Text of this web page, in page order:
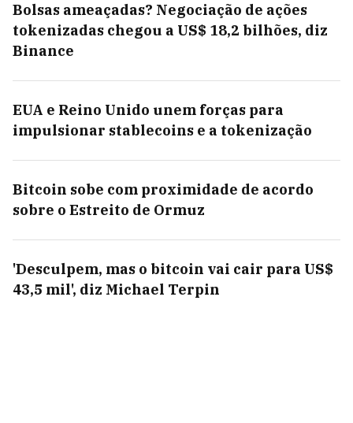
Bolsas ameaçadas? Negociação de ações
tokenizadas chegou a US$ 18,2 bilhões, diz
Binance
EUA e Reino Unido unem forças para
impulsionar stablecoins e a tokenização
Bitcoin sobe com proximidade de acordo
sobre o Estreito de Ormuz
'Desculpem, mas o bitcoin vai cair para US$
43,5 mil', diz Michael Terpin